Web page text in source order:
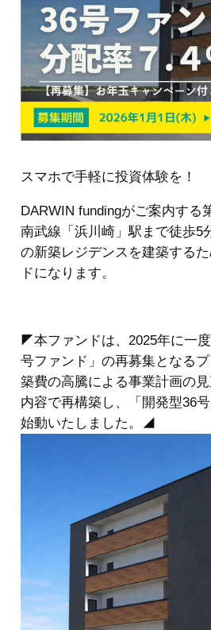
スマホで手軽に投資体験を！
DARWIN fundingがご案内する
南武線「浜川崎」駅まで徒歩5
の新築レジデンスを建築する
ドになります。
◤本ファンドは、2025年に一
号ファンド」の再募集となる
築費の高騰による事業計画の
内容で再構築し、「開発型36
始動いたしました。◢